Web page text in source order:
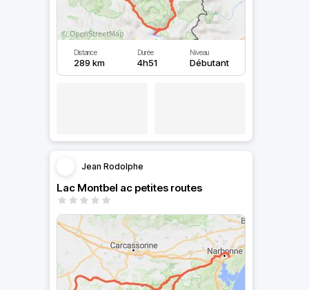
Distance
289 km
Durée
4h51
Niveau
Débutant
Jean Rodolphe
Lac Montbel ac petites routes